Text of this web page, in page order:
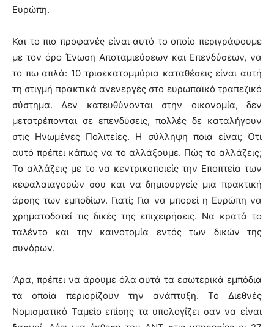
Ευρώπη.
Και το πιο προφανές είναι αυτό το οποίο περιγράφουμε
με τον όρο Ένωση Αποταμιεύσεων και Επενδύσεων, να
το πω απλά: 10 τρισεκατομμύρια καταθέσεις είναι αυτή
τη στιγμή πρακτικά ανενεργές στο ευρωπαϊκό τραπεζικό
σύστημα. Δεν κατευθύνονται στην οικονομία, δεν
μετατρέπονται σε επενδύσεις, πολλές δε καταλήγουν
στις Ηνωμένες Πολιτείες. Η σύλληψη ποια είναι; Ότι
αυτό πρέπει κάπως να το αλλάξουμε. Πώς το αλλάζεις;
Το αλλάζεις με το να κεντρικοποιείς την Εποπτεία των
κεφαλαιαγορών σου και να δημιουργείς μια πρακτική
άρσης των εμποδίων. Γιατί; Για να μπορεί η Ευρώπη να
χρηματοδοτεί τις δικές της επιχειρήσεις. Να κρατά το
ταλέντο και την καινοτομία εντός των δικών της
συνόρων.
‘Αρα, πρέπει να άρουμε όλα αυτά τα εσωτερικά εμπόδια
τα οποία περιορίζουν την ανάπτυξη. Το Διεθνές
Νομισματικό Ταμείο επίσης τα υπολογίζει σαν να είναι